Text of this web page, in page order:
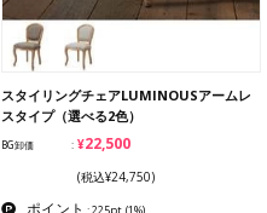
スタイリングチェアLUMINOUSアームレ
スタイプ（選べる2色）
BG卸価 ¥22,500
(税込¥24,750)